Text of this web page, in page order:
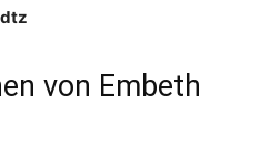
von Embeth